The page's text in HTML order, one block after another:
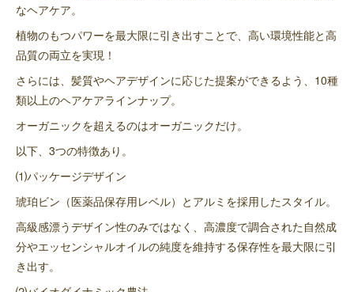
なヘアケア。
植物のもつパワーを最大限に引き出すことで、高い環境性能と高
品質の両立を実現！
さらには、髪質やヘアデザインに応じた提案ができるよう、10種
類以上のヘアケアラインナップ。
オーガニックを超えるのはオーガニックだけ。
以下、3つの特徴あり。
⑴パッケージデザイン
琥珀ビン（医薬品保存用レベル）とアルミを採用したスタイル。
高級感漂うデザイン性のみではなく、高濃度で調合された自然成
分やエッセンシャルオイルの純度を維持する保存性を最大限に引
き出す。